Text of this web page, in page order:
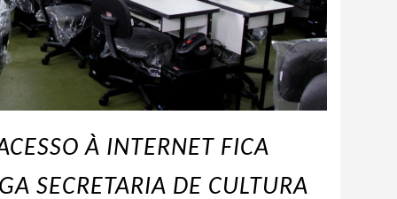
À INTERNET FICA
SECRETARIA DE CULTURA